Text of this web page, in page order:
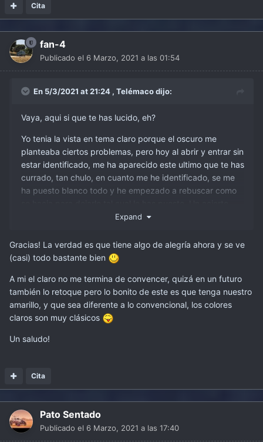
Cita
fan-4
Publicado el 6 Marzo, 2021 a las 01:54
En 5/3/2021 at 21:24 , Telémacodijo:
Vaya, aqui si que te has lucido, eh?
Yo tenia la vista en tema claro porque el oscuro me
planteaba ciertos problemas, pero hoy al abrir y entrar sin
estar identificado, me ha aparecido este ultimo que te has
currado, tan chulo, en cuanto me he identificado, se me
ha puesto blanco todo y he empezado a rebuscar como
Expand
Gracias! La verdad es que tiene algo de alegría ahora y se ve
(casi) todo bastante bien
A mi el claro no me termina de convencer, quizá en un futuro
también lo retoque pero lo bonito de este es que tenga nuestro
amarillo, y que sea diferente a lo convencional, los colores
claros son muy clásicos
Un saludo!
Cita
Pato Sentado
Publicado el 6 Marzo, 2021 a las 17:40